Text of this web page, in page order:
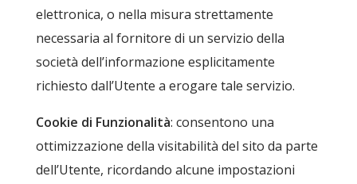
elettronica, o nella misura strettamente
necessaria al fornitore di un servizio della
società dell’informazione esplicitamente
richiesto dall’Utente a erogare tale servizio.
Cookie di Funzionalità: consentono una
ottimizzazione della visitabilità del sito da parte
dell’Utente, ricordando alcune impostazioni